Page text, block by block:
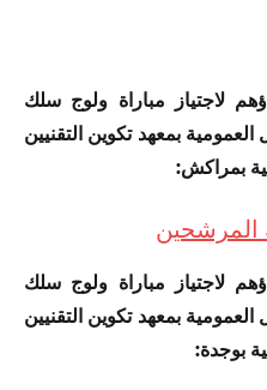
لاجتياز مباراة ولوج سلك
بمعهد تكوين التقنيين
بمراكش:
المرشحين
لاجتياز مباراة ولوج سلك
بمعهد تكوين التقنيين
بوجدة: